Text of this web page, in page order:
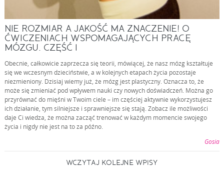
NIE ROZMIAR A JAKOŚĆ MA ZNACZENIE! O
ĆWICZENIACH WSPOMAGAJĄCYCH PRACĘ
MÓZGU. CZĘŚĆ I
Obecnie, całkowicie zaprzecza się teorii, mówiącej, że nasz mózg kształtuje
się we wczesnym dzieciństwie, a w kolejnych etapach życia pozostaje
niezmieniony. Dzisiaj wiemy już, że mózg jest plastyczny. Oznacza to, że
może się zmieniać pod wpływem nauki czy nowych doświadczeń. Można go
przyrównać do mięśni w Twoim ciele – im częściej aktywnie wykorzystujesz
ich działanie, tym silniejsze i sprawniejsze się stają. Zobacz ile możliwości
daje Ci wiedza, że można zacząć trenować w każdym momencie swojego
życia i nigdy nie jest na to za późno.
Gosia
WCZYTAJ KOLEJNE WPISY